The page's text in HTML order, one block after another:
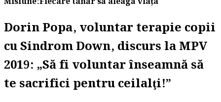
Dorin Popa, voluntar terapie copii
cu Sindrom Down, discurs la MPV
2019: „Să fi voluntar înseamnă să
te sacrifici pentru ceilalţi!”